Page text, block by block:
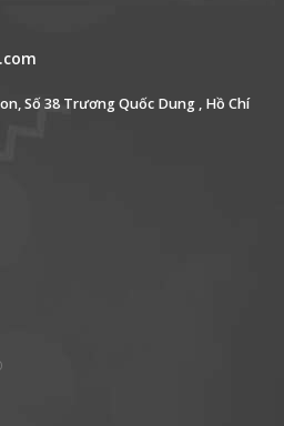
Số 38 Trương Quốc Dung , Hồ Chí